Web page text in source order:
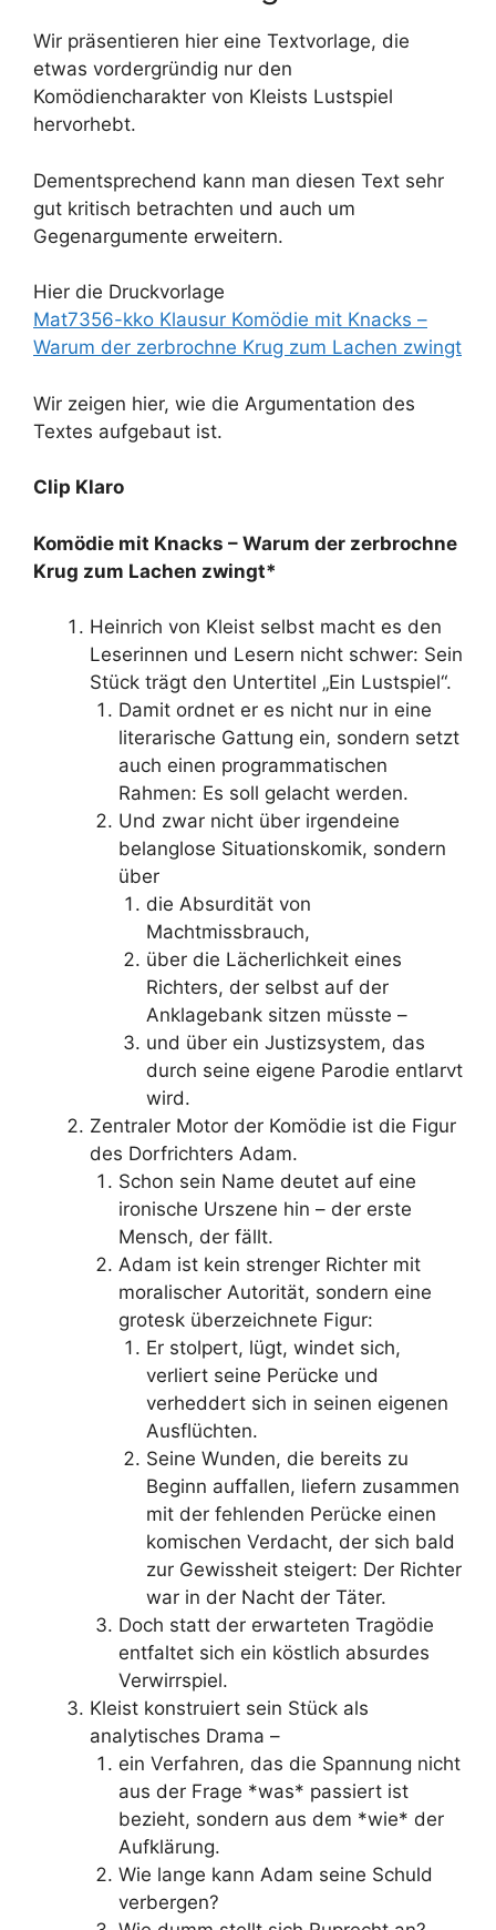
Wir präsentieren hier eine Textvorlage, die
etwas vordergründig nur den
Komödiencharakter von Kleists Lustspiel
hervorhebt.
Dementsprechend kann man diesen Text sehr
gut kritisch betrachten und auch um
Gegenargumente erweitern.
Hier die Druckvorlage
Mat7356-kko Klausur Komödie mit Knacks –
Warum der zerbrochne Krug zum Lachen zwingt
Wir zeigen hier, wie die Argumentation des
Textes aufgebaut ist.
Clip Klaro
Komödie mit Knacks – Warum der zerbrochne
Krug zum Lachen zwingt*
Heinrich von Kleist selbst macht es den
Leserinnen und Lesern nicht schwer: Sein
Stück trägt den Untertitel „Ein Lustspiel“.
Damit ordnet er es nicht nur in eine
literarische Gattung ein, sondern setzt
auch einen programmatischen
Rahmen: Es soll gelacht werden.
Und zwar nicht über irgendeine
belanglose Situationskomik, sondern
über
die Absurdität von
Machtmissbrauch,
über die Lächerlichkeit eines
Richters, der selbst auf der
Anklagebank sitzen müsste –
und über ein Justizsystem, das
durch seine eigene Parodie entlarvt
wird.
Zentraler Motor der Komödie ist die Figur
des Dorfrichters Adam.
Schon sein Name deutet auf eine
ironische Urszene hin – der erste
Mensch, der fällt.
Adam ist kein strenger Richter mit
moralischer Autorität, sondern eine
grotesk überzeichnete Figur:
Er stolpert, lügt, windet sich,
verliert seine Perücke und
verheddert sich in seinen eigenen
Ausflüchten.
Seine Wunden, die bereits zu
Beginn auffallen, liefern zusammen
mit der fehlenden Perücke einen
komischen Verdacht, der sich bald
zur Gewissheit steigert: Der Richter
war in der Nacht der Täter.
Doch statt der erwarteten Tragödie
entfaltet sich ein köstlich absurdes
Verwirrspiel.
Kleist konstruiert sein Stück als
analytisches Drama –
ein Verfahren, das die Spannung nicht
aus der Frage *was* passiert ist
bezieht, sondern aus dem *wie* der
Aufklärung.
Wie lange kann Adam seine Schuld
verbergen?